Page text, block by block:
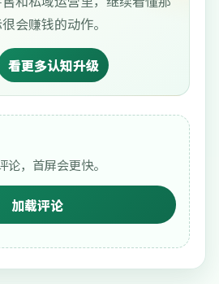
会赚钱的动作。
看更多认知升级
，首屏会更快。
加载评论